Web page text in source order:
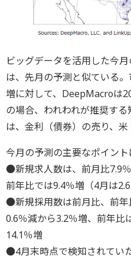
ビッグデータを活用した今
は、先月の予測と似ている
増に対して、DeepMacroは
の場合、われわれが推奨す
は、金利（債券）の売り、米
今月の予測の主要なポイント
●新規求人数は、前月比7.9
前年比では9.4％増（4月は2.6
●新規採用数は前月比、前
0.6％減から3.2％増、前年比
14.1％増
●4月末時点で検知されてい